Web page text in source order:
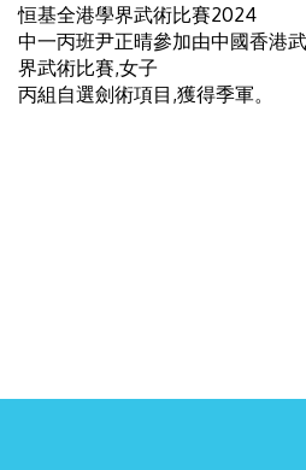
恒基全港學界武術比賽2024
中一丙班尹正晴參加由中國香港
界武術比賽,女子
丙組自選劍術項目,獲得季軍。